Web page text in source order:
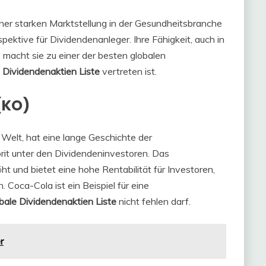
starken Marktstellung in der Gesundheitsbranche
für Dividendenanleger. Ihre Fähigkeit, auch in
sie zu einer der besten globalen
Dividendenaktien Liste vertreten ist.
hat eine lange Geschichte der
unter den Dividendeninvestoren. Das
und bietet eine hohe Rentabilität für Investoren,
Coca-Cola ist ein Beispiel für eine
Dividendenaktien Liste nicht fehlen darf.